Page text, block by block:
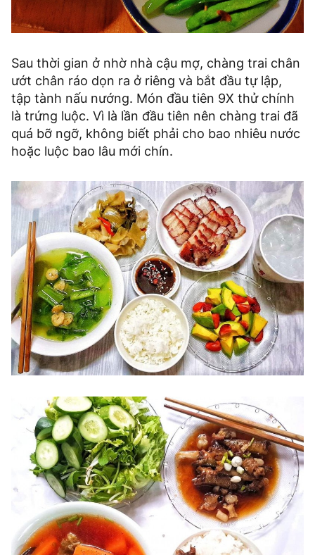
Sau thời gian ở nhờ nhà cậu mợ, chàng trai chân
ướt chân ráo dọn ra ở riêng và bắt đầu tự lập,
tập tành nấu nướng. Món đầu tiên 9X thử chính
là trứng luộc. Vì là lần đầu tiên nên chàng trai đã
quá bỡ ngỡ, không biết phải cho bao nhiêu nước
hoặc luộc bao lâu mới chín.